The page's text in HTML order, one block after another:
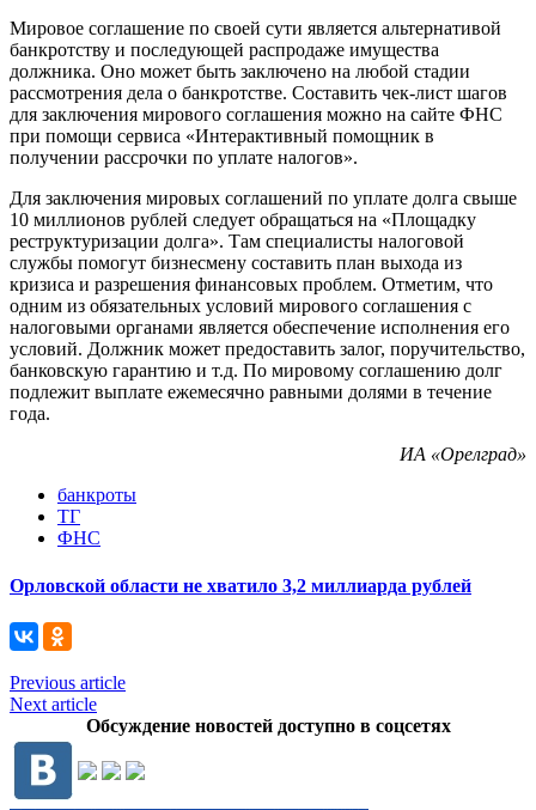
Мировое соглашение по своей сути является альтернативой
банкротству и последующей распродаже имущества
должника. Оно может быть заключено на любой стадии
рассмотрения дела о банкротстве. Составить чек-лист шагов
для заключения мирового соглашения можно на сайте ФНС
при помощи сервиса «Интерактивный помощник в
получении рассрочки по уплате налогов».
Для заключения мировых соглашений по уплате долга свыше
10 миллионов рублей следует обращаться на «Площадку
реструктуризации долга». Там специалисты налоговой
службы помогут бизнесмену составить план выхода из
кризиса и разрешения финансовых проблем. Отметим, что
одним из обязательных условий мирового соглашения с
налоговыми органами является обеспечение исполнения его
условий. Должник может предоставить залог, поручительство,
банковскую гарантию и т.д. По мировому соглашению долг
подлежит выплате ежемесячно равными долями в течение
года.
ИА «Орелград»
банкроты
ТГ
ФНС
Орловской области не хватило 3,2 миллиарда рублей
Previous article
Next article
Обсуждение новостей доступно в соцсетях